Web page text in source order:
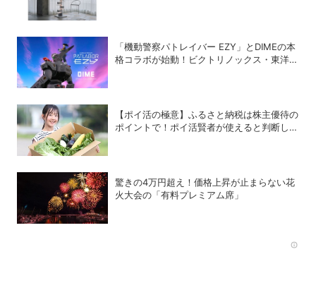
「機動警察パトレイバー EZY」とDIMEの本
格コラボが始動！ビクトリノックス・東洋ス
【ポイ活の極意】ふるさと納税は株主優待の
ポイントで！ポイ活賢者が使えると判断した
驚きの4万円超え！価格上昇が止まらない花
火大会の「有料プレミアム席」